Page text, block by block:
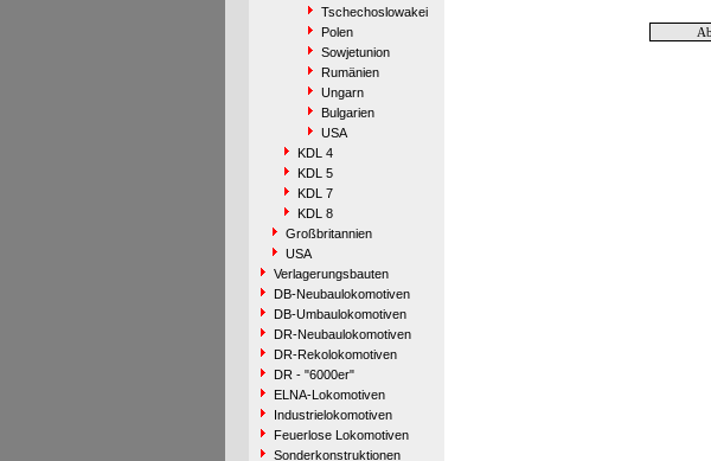
Tschechoslowakei
Polen
Sowjetunion
Rumänien
Ungarn
Bulgarien
USA
KDL 4
KDL 5
KDL 7
KDL 8
Großbritannien
USA
Verlagerungsbauten
DB-Neubaulokomotiven
DB-Umbaulokomotiven
DR-Neubaulokomotiven
DR-Rekolokomotiven
DR - "6000er"
ELNA-Lokomotiven
Industrielokomotiven
Feuerlose Lokomotiven
Sonderkonstruktionen